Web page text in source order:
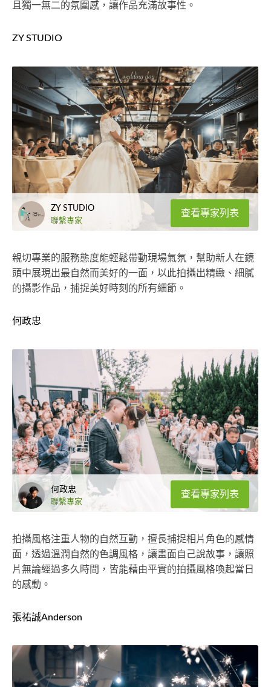
且獨一無二的氛圍感，讓作品充滿故事性。
ZY STUDIO
ZY STUDIO
聯繫專家
查看專家列表
親切專業的服務態度能輕鬆帶動現場氣氛，幫助新人在鏡
頭中展現出最自然而美好的一面，以此拍攝出精緻、細膩
的攝影作品，捕捉美好時刻的所有細節。
何政忠
何政忠
聯繫專家
查看專家列表
拍攝風格注重人物的自然互動，擅長捕捉相片角色的感情
面，透過溫潤自然的色調風格，讓畫面自己說故事，讓照
片無論經過多久時間，皆能藉由平實的拍攝風格喚起當日
的感動。
張祐誠Anderson